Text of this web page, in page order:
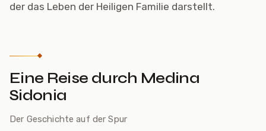
der das Leben der Heiligen Familie darstellt.
Eine Reise durch Medina
Sidonia
Der Geschichte auf der Spur